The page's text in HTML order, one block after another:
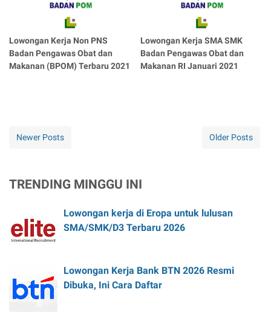
Lowongan Kerja Non PNS
Badan Pengawas Obat dan
Makanan (BPOM) Terbaru 2021
Lowongan Kerja SMA SMK
Badan Pengawas Obat dan
Makanan RI Januari 2021
Newer Posts Older Posts
TRENDING MINGGU INI
Lowongan kerja di Eropa untuk lulusan
SMA/SMK/D3 Terbaru 2026
Lowongan Kerja Bank BTN 2026 Resmi
Dibuka, Ini Cara Daftar